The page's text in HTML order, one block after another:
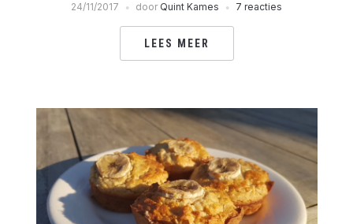
24/11/2017 door Quint Kames 7 reacties
LEES MEER